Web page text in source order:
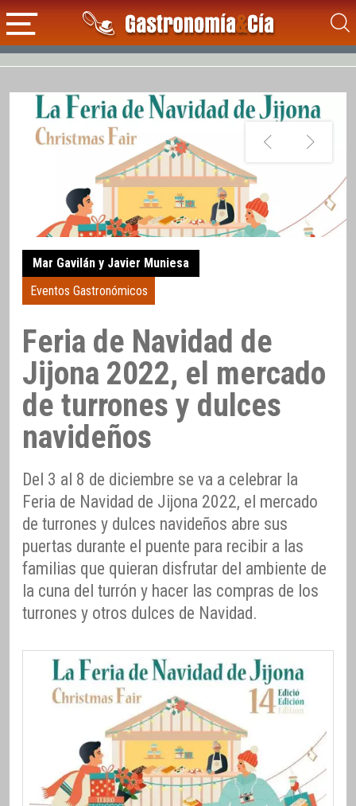
Mar Gavilán y Javier Muniesa
Eventos Gastronómicos
Feria de Navidad de
Jijona 2022, el mercado
de turrones y dulces
navideños
Del 3 al 8 de diciembre se va a celebrar la
Feria de Navidad de Jijona 2022, el mercado
de turrones y dulces navideños abre sus
puertas durante el puente para recibir a las
familias que quieran disfrutar del ambiente de
la cuna del turrón y hacer las compras de los
turrones y otros dulces de Navidad.